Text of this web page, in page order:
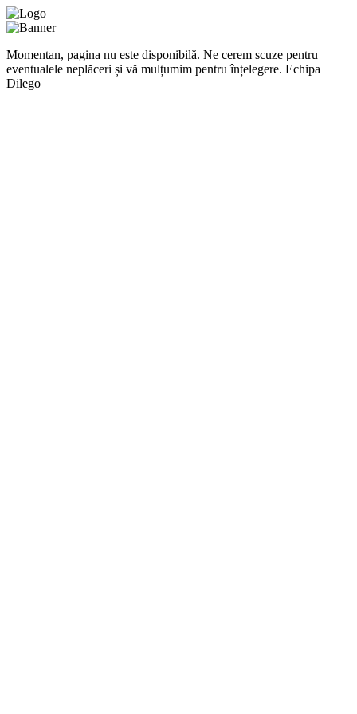
Momentan, pagina nu este disponibilă. Ne cerem scuze pentru
eventualele neplăceri și vă mulțumim pentru înțelegere. Echipa
Dilego